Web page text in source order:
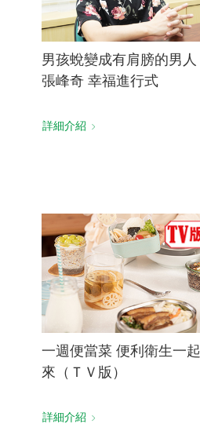
男孩蛻變成有肩膀的男人
張峰奇 幸福進行式
詳細介紹
一週便當菜 便利衛生一起
來（ＴＶ版）
詳細介紹